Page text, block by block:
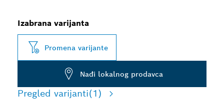
Izabrana varijanta
Promena varijante
Nađi lokalnog prodavca
Pregled varijanti(1)